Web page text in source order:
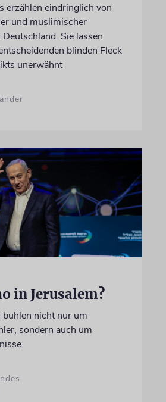
erzählen eindringlich von
und muslimischer
Sie lassen
blinden Fleck
unerwähnt
in Jerusalem?
buhlen nicht nur um
sondern auch um